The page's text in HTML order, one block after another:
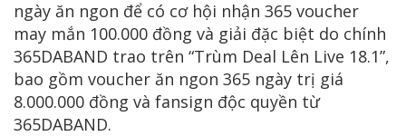
ngày ăn ngon để có cơ hội nhận 365 voucher
may mắn 100.000 đồng và giải đặc biệt do chính
365DABAND trao trên “Trùm Deal Lên Live 18.1”,
bao gồm voucher ăn ngon 365 ngày trị giá
8.000.000 đồng và fansign độc quyền từ
365DABAND.